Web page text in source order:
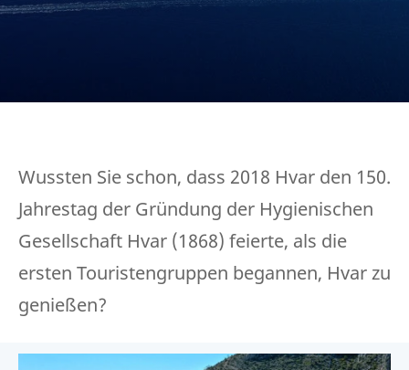
Wussten Sie schon, dass 2018 Hvar den 150.
Jahrestag der Gründung der Hygienischen
Gesellschaft Hvar (1868) feierte, als die
ersten Touristengruppen begannen, Hvar zu
genießen?